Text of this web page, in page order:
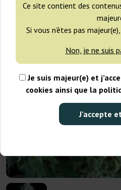
Ce site contient des
Si vous n’êtes pas
Non, je ne suis
Je suis majeur(e) et
cookies ainsi que la
J’accepte